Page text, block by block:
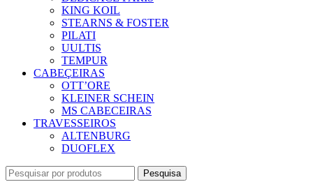
KING KOIL
STEARNS & FOSTER
PILATI
UULTIS
TEMPUR
CABEÇEIRAS
OTT’ORE
KLEINER SCHEIN
MS CABECEIRAS
TRAVESSEIROS
ALTENBURG
DUOFLEX
Pesquisa